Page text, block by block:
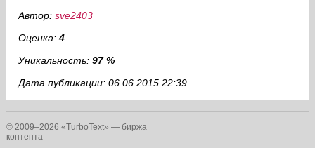
Автор: sve2403
Оценка: 4
Уникальность: 97 %
Дата публикации: 06.06.2015 22:39
© 2009–2026 «TurboText» — биржа
контента